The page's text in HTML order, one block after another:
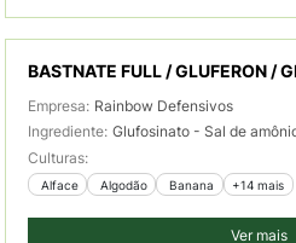
BASTNATE FULL / GLUFERON /
Empresa: Rainbow Defensivos
Ingrediente: Glufosinato - Sal de
Culturas:
Alface Algodão Banana +14 mais
Ver mais